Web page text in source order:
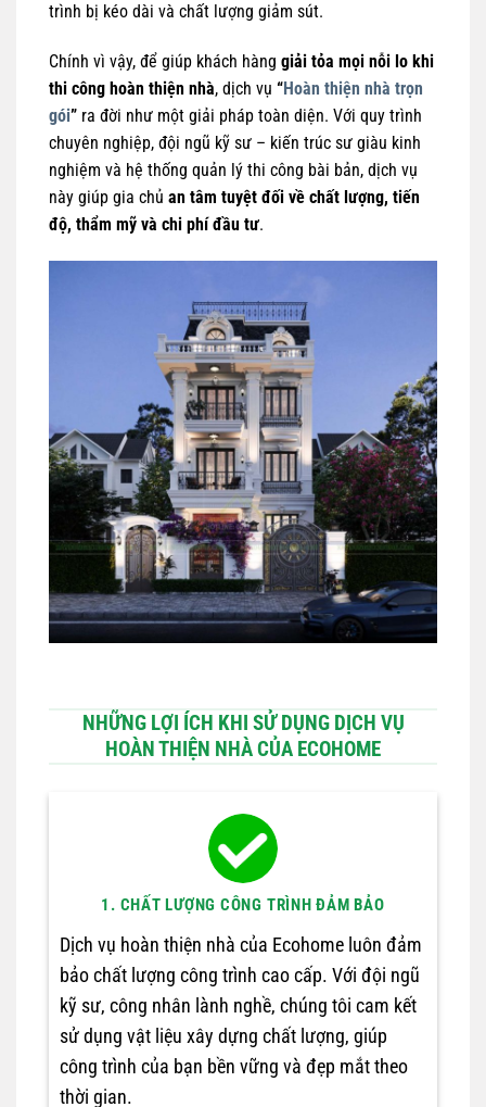
trình bị kéo dài và chất lượng giảm sút.
Chính vì vậy, để giúp khách hàng giải tỏa mọi nỗi lo khi
thi công hoàn thiện nhà, dịch vụ “Hoàn thiện nhà trọn
gói” ra đời như một giải pháp toàn diện. Với quy trình
chuyên nghiệp, đội ngũ kỹ sư – kiến trúc sư giàu kinh
nghiệm và hệ thống quản lý thi công bài bản, dịch vụ
này giúp gia chủ an tâm tuyệt đối về chất lượng, tiến
độ, thẩm mỹ và chi phí đầu tư.
NHỮNG LỢI ÍCH KHI SỬ DỤNG DỊCH VỤ
HOÀN THIỆN NHÀ CỦA ECOHOME
1. CHẤT LƯỢNG CÔNG TRÌNH ĐẢM BẢO
Dịch vụ hoàn thiện nhà của Ecohome luôn đảm
bảo chất lượng công trình cao cấp. Với đội ngũ
kỹ sư, công nhân lành nghề, chúng tôi cam kết
sử dụng vật liệu xây dựng chất lượng, giúp
công trình của bạn bền vững và đẹp mắt theo
thời gian.